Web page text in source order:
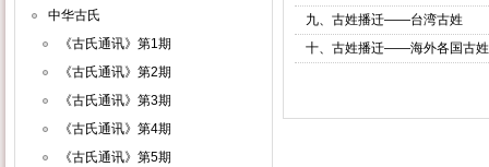
中华古氏
《古氏通讯》第1期
《古氏通讯》第2期
《古氏通讯》第3期
《古氏通讯》第4期
《古氏通讯》第5期
九、古姓播迁——台湾古姓
十、古姓播迁——海外各国古姓